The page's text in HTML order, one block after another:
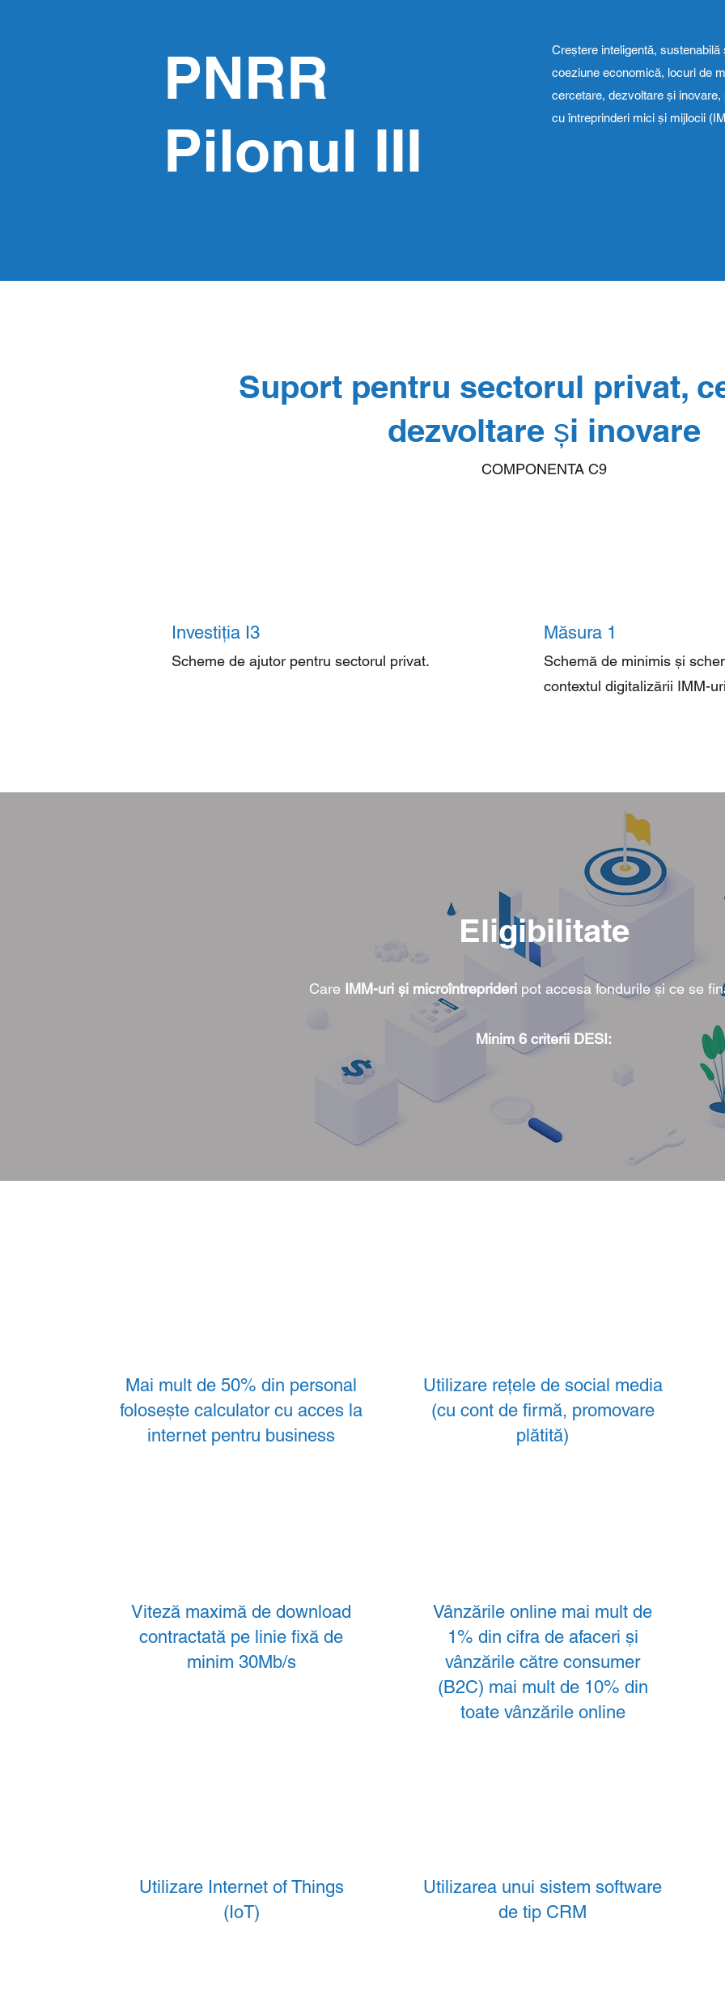
PNRR
Pilonul III
Creștere inteligentă,
coeziune economică, locuri de
cercetare, dezvoltare și
cu întreprinderi mici și mijlocii
Suport pentru sectorul privat,
dezvoltare și inovare
COMPONENTA C9
Investiția I3
Scheme de ajutor pentru sectorul privat.
Măsura 1
Schemă de minimis și
contextul digitalizării IMM-
Eligibilitate
Care IMM-uri și microîntreprideripot accesa fondurile și ce se
Minim 6 criterii DESI:
Mai mult de 50% din personal
folosește calculator cu acces la
internet pentru business
Utilizare rețele de social media
(cu cont de firmă, promovare
plătită)
Viteză maximă de download
contractată pe linie fixă de
minim 30Mb/s
Vânzările online mai mult de
1% din cifra de afaceri și
vânzările către consumer
(B2C) mai mult de 10% din
toate vânzările online
Utilizare Internet of Things
(IoT)
Utilizarea unui sistem software
de tip CRM